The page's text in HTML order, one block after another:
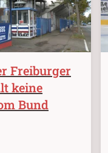
Freiburger
keine
Bund